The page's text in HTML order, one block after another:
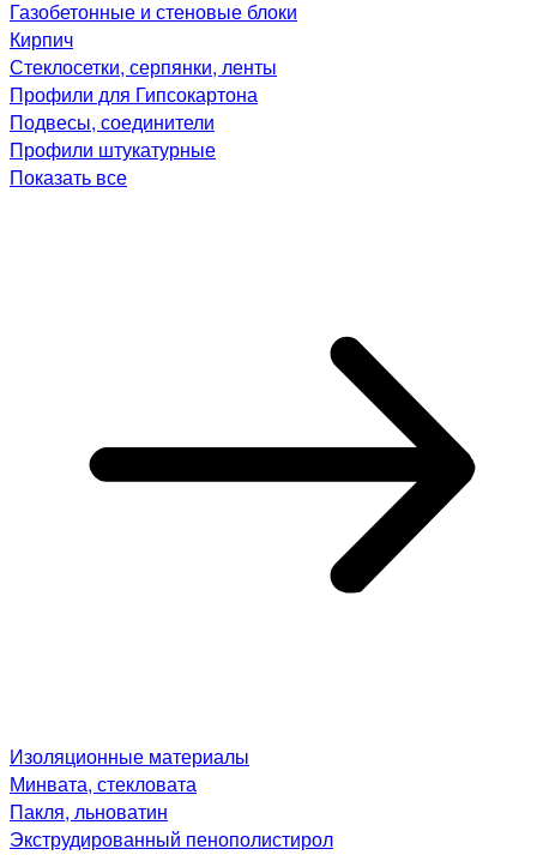
Газобетонные и стеновые блоки
Кирпич
Стеклосетки, серпянки, ленты
Профили для Гипсокартона
Подвесы, соединители
Профили штукатурные
Показать все
Изоляционные материалы
Минвата, стекловата
Пакля, льноватин
Экструдированный пенополистирол